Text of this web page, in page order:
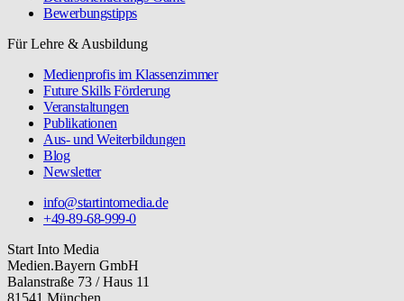
Bewerbungstipps
Für Lehre & Ausbildung
Medienprofis im Klassenzimmer
Future Skills Förderung
Veranstaltungen
Publikationen
Aus- und Weiterbildungen
Blog
Newsletter
info@startintomedia.de
+49-89-68-999-0
Start Into Media
Medien.Bayern GmbH
Balanstraße 73 / Haus 11
81541 München